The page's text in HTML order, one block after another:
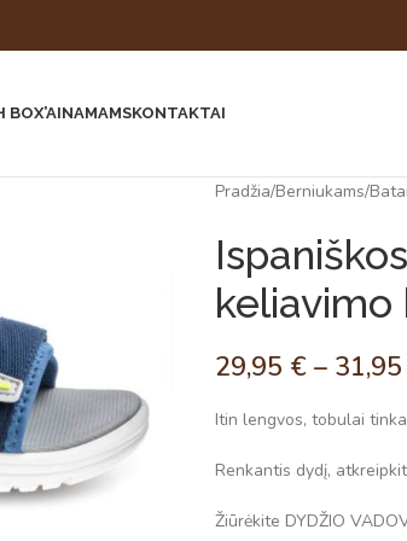
BOX’AINAMAMSKONTAKTAI
Pradžia Berniukams Batai
keliavimo
29,95 € – 31,95
Itin lengvos, tobulai
Renkantis dydį,
Žiūrėkite DYDŽIO